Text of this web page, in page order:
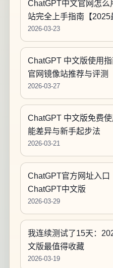
ChatGPT中文官网怎么
站完全上手指南【2025
2026-03-23
ChatGPT 中文版使用
官网镜像站推荐与评测
2026-03-27
ChatGPT 中文版免费
能差异与新手起步法
2026-03-21
ChatGPT官方网址入
ChatGPT中文版
2026-03-29
我连续测试了15天：
文版最值得收藏
2026-03-19